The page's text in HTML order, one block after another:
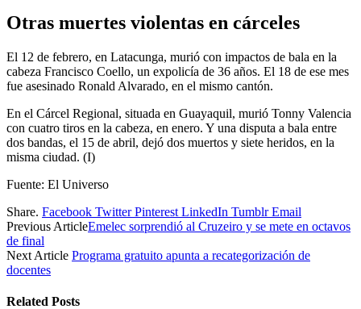
Otras muertes violentas en cárceles
El 12 de febrero, en Latacunga, murió con impactos de bala en la
cabeza Francisco Coello, un expolicía de 36 años. El 18 de ese mes
fue asesinado Ronald Alvarado, en el mismo cantón.
En el Cárcel Regional, situada en Guayaquil, murió Tonny Valencia
con cuatro tiros en la cabeza, en enero. Y una disputa a bala entre
dos bandas, el 15 de abril, dejó dos muertos y siete heridos, en la
misma ciudad. (I)
Fuente: El Universo
Share. Facebook Twitter Pinterest LinkedIn Tumblr Email
Previous ArticleEmelec sorprendió al Cruzeiro y se mete en octavos
de final
Next Article Programa gratuito apunta a recategorización de
docentes
Related Posts